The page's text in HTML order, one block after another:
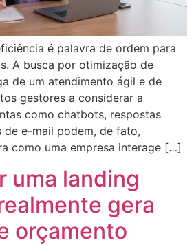
é palavra de ordem para
A busca por otimização de
de um atendimento ágil e de
gestores a considerar a
como chatbots, respostas
e-mail podem, de fato,
como uma empresa interage […]
uma landing
gera
orçamento